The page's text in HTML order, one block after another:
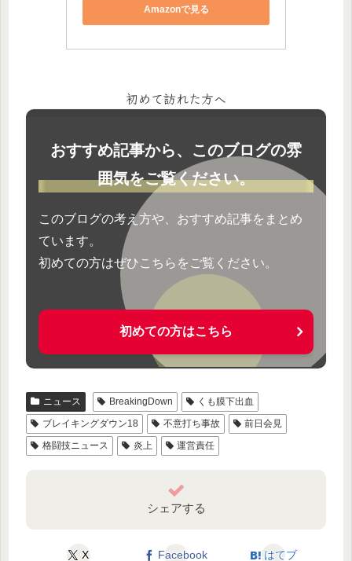
Amazonで見る
初めて訪れた方へ
おすすめ記事から、このブログの雰
囲気をご覧ください。
このブログの考え方や、おすすめ記事をまとめ
ています。
初めての方はぜひこちらをご覧ください。
初めての方はこちら
ニュース BreakingDown
くも膜下出血
ブレイキングダウン18
不意打ち事故
前日会見
格闘技ニュース
炎上 運営責任
シェアする
X Facebook はてブ